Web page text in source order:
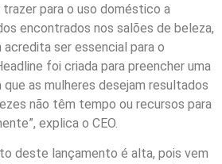
para o uso doméstico a
encontrados nos salões de beleza,
acredita ser essencial para o
foi criada para preencher uma
que as mulheres desejam resultados
não têm tempo ou recursos para
explica o CEO.
deste lançamento é alta, pois vem